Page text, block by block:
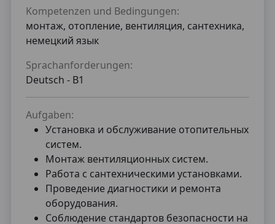
Kompetenzen und Bedingungen:
монтаж, отопление, вентиляция, сантехника,
немецкий язык
Sprachanforderungen:
Deutsch - B1
Aufgaben:
Установка и обслуживание отопительных
систем.
Монтаж вентиляционных систем.
Работа с сантехническими установками.
Проведение диагностики и ремонта
оборудования.
Соблюдение стандартов безопасности на